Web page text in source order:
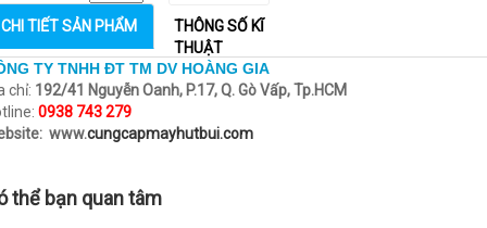
CHI TIẾT SẢN PHẨM
THÔNG SỐ KĨ
THUẬT
TY TNHH ĐT TM DV HOÀNG GIA
chỉ: 192/41 Nguyễn Oanh, P.17, Q. Gò Vấp, Tp.HCM
0938 743 279
www.cungcapmayhutbui.com
thể bạn quan tâm